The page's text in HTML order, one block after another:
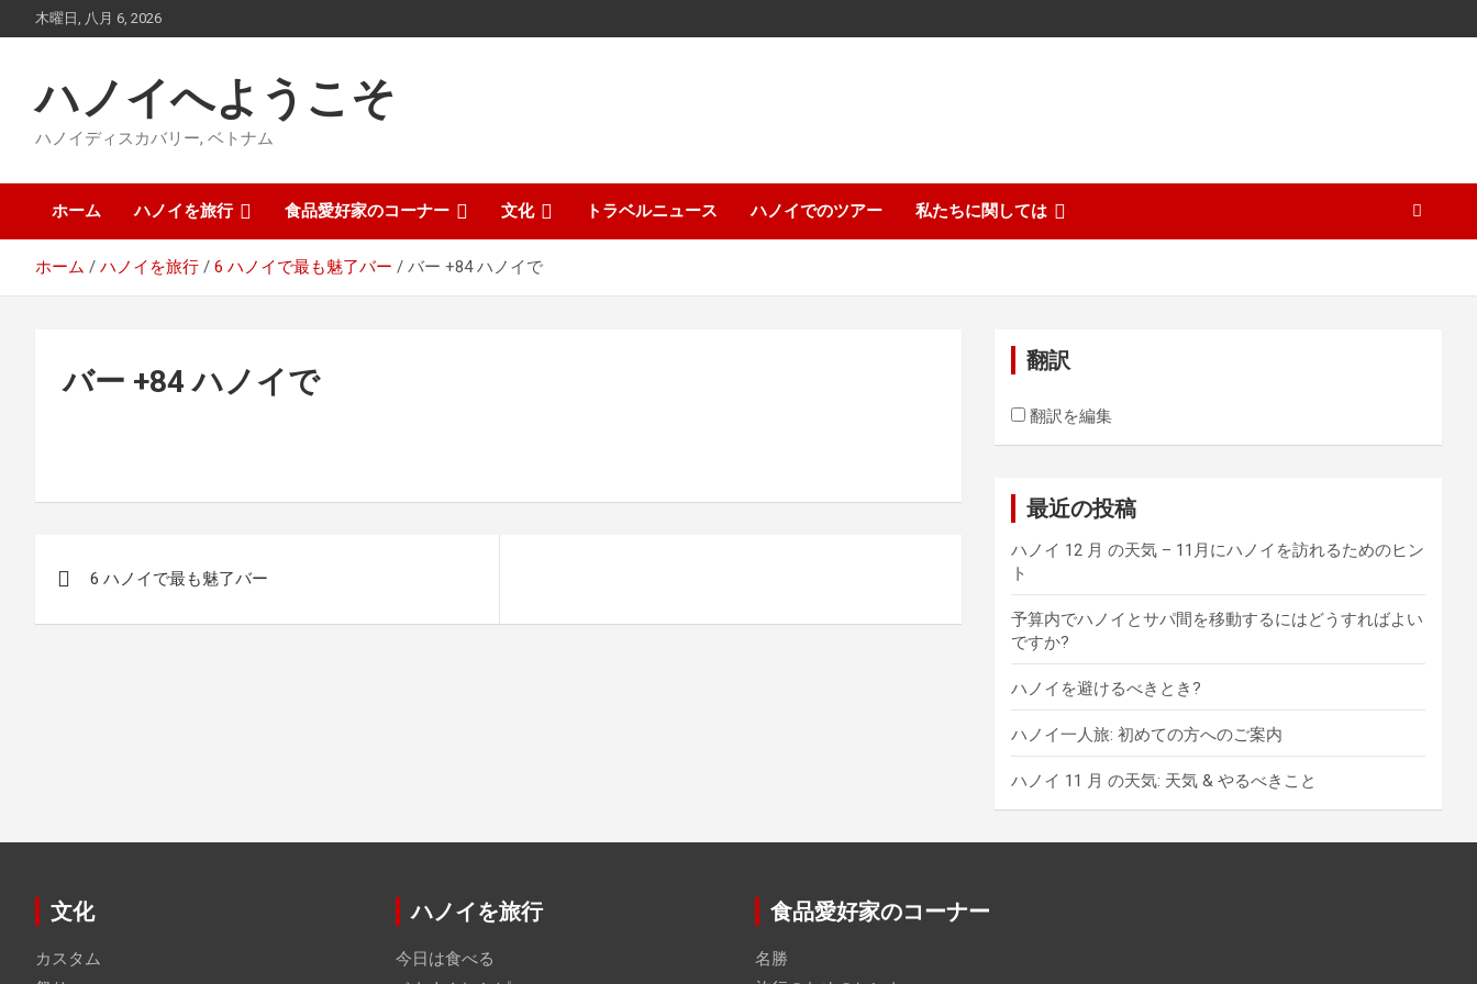
ン
木曜日, 八月 6, 2026
ハノイへようこそ
ハノイディスカバリー, ベトナム
ホーム ハノイを旅行 食品愛好家のコーナー 文化 トラベルニュース ハノイでのツアー 私たちに関しては
ホーム ハノイを旅行 6 ハノイで最も魅了バー バー +84 ハノイで
バー +84 ハノイで
稿
ン
6 ハノイで最も魅了バー
翻訳
翻訳を編集
最近の投稿
ハノイ 12 月 の天気 – 11月にハノイを訪れるためのヒン
ト
予算内でハノイとサパ間を移動するにはどうすればよい
ですか?
ハノイを避けるべきとき?
ハノイ一人旅: 初めての方へのご案内
ハノイ 11 月 の天気: 天気 & やるべきこと
文化
カスタム
ハノイを旅行
今日は食べる
食品愛好家のコーナー
名勝